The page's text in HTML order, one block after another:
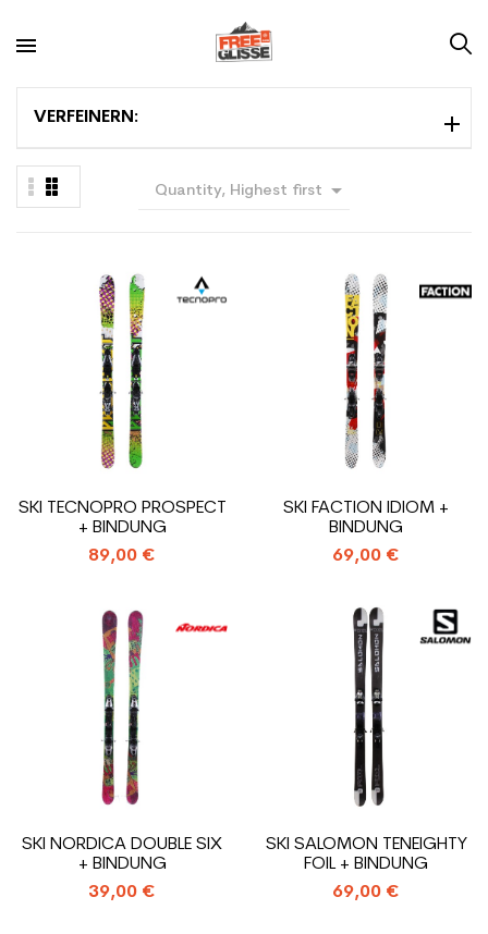
VERFEINERN:
Quantity, Highest first 
SKI TECNOPRO PROSPECT
+ BINDUNG
89,00 €
SKI FACTION IDIOM +
BINDUNG
69,00 €
SKI NORDICA DOUBLE SIX
+ BINDUNG
39,00 €
SKI SALOMON TENEIGHTY
FOIL + BINDUNG
69,00 €